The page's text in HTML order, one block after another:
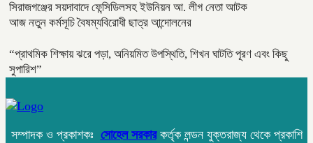
সিরাজগঞ্জের সয়দাবাদে ফেন্সিডিলসহ ইউনিয়ন আ. লীগ নেতা আটক
আজ নতুন কর্মসূচি বৈষম্যবিরোধী ছাত্র আন্দোলনের
“প্রাথমিক শিক্ষায় ঝরে পড়া, অনিয়মিত উপস্থিতি, শিখন ঘাটতি পূরণ এবং কিছু
সুপারিশ”
সম্পাদক ও প্রকাশকঃ সোহেল সরকারকর্তৃক লন্ডন যুক্তরাজ্য থেকে প্রকাশি